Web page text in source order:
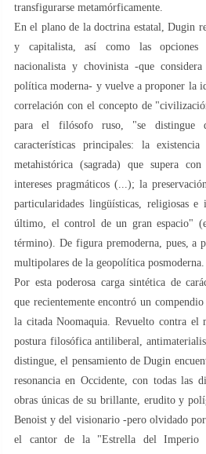
transfigurarse metamórficamente.
En el plano de la doctrina estatal, Dugin
y capitalista, así como las opciones
nacionalista y chovinista -que
política moderna- y vuelve a proponer la
correlación con el concepto de
para el filósofo ruso, "se distingue
características principales: la
metahistórica (sagrada) que supera
intereses pragmáticos (...); la
particularidades lingüísticas, religiosas
último, el control de un gran espacio"
término). De figura premoderna, pues, a
multipolares de la geopolítica posmoderna.
Por esta poderosa carga sintética de
que recientemente encontró un
la citada Noomaquia. Revuelto contra el
postura filosófica antiliberal,
distingue, el pensamiento de Dugin
resonancia en Occidente, con todas las
obras únicas de su brillante, erudito y
Benoist y del visionario -pero olvidado por
el cantor de la "Estrella del Imperio